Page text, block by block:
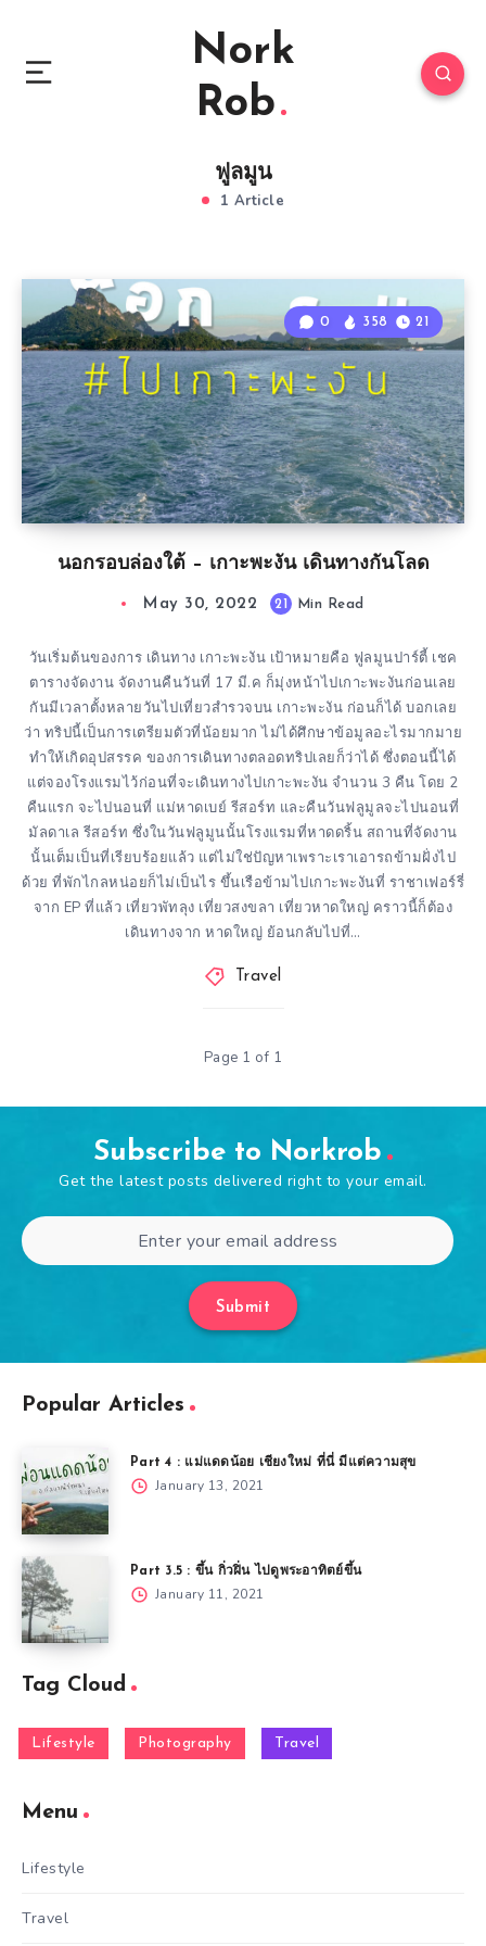
Nork
Rob
ฟูลมูน
1 Article
นอกรอบล่องใต้ – เกาะพะงัน เดินทางกันโลด
0 358 21
May 30, 2022 21 Min Read
วันเริ่มต้นของการ เดินทาง เกาะพะงัน เป้าหมายคือ ฟูลมูนปาร์ตี้ เชค
ตารางจัดงาน จัดงานคืนวันที่ 17 มี.ค ก็มุ่งหน้าไปเกาะพะงันก่อนเลย
กันมีเวลาตั้งหลายวันไปเที่ยวสำรวจบน เกาะพะงัน ก่อนก็ได้ บอกเลย
ว่า ทริปนี้เป็นการเตรียมตัวที่น้อยมาก ไม่ได้ศึกษาข้อมูลอะไรมากมาย
ทำให้เกิดอุปสรรค ของการเดินทางตลอดทริปเลยก็ว่าได้ ซึ่งตอนนี้ได้
แต่จองโรงแรมไว้ก่อนที่จะเดินทางไปเกาะพะงัน จำนวน 3 คืน โดย 2
คืนแรก จะไปนอนที่ แม่หาดเบย์ รีสอร์ท และคืนวันฟลูมูลจะไปนอนที่
มัลดาเล รีสอร์ท ซึ่งในวันฟลูมูนนั้นโรงแรมที่หาดดริ้น สถานที่จัดงาน
นั้นเต็มเป็นที่เรียบร้อยแล้ว แต่ไม่ใช่ปัญหาเพราะเราเอารถข้ามฝั่งไป
ด้วย ที่พักไกลหน่อยก็ไม่เป็นไร ขึ้นเรือข้ามไปเกาะพะงันที่ ราชาเฟอร์รี่
จาก EP ที่แล้ว เที่ยวพัทลุง เที่ยวสงขลา เที่ยวหาดใหญ่ คราวนี้ก็ต้อง
เดินทางจาก หาดใหญ่ ย้อนกลับไปที่…
Travel
Page 1 of 1
Subscribe to Norkrob
Get the latest posts delivered right to your email.
Submit
Popular Articles
Part 4 : แม่แดดน้อย เชียงใหม่ ที่นี่ มีแต่ความสุข
January 13, 2021
Part 3.5 : ขึ้น กิ่วฝิ่น ไปดูพระอาทิตย์ขึ้น
January 11, 2021
Tag Cloud
Lifestyle Photography Travel
Menu
Lifestyle
Travel